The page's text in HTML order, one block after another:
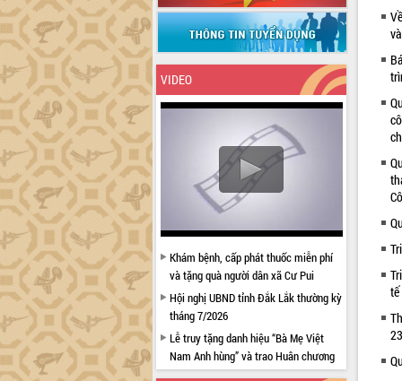
VIDEO
Khám bệnh, cấp phát thuốc miễn phí
và tặng quà người dân xã Cư Pui
Hội nghị UBND tỉnh Đắk Lắk thường kỳ
tháng 7/2026
Lễ truy tặng danh hiệu “Bà Mẹ Việt
Nam Anh hùng” và trao Huân chương
Lao động